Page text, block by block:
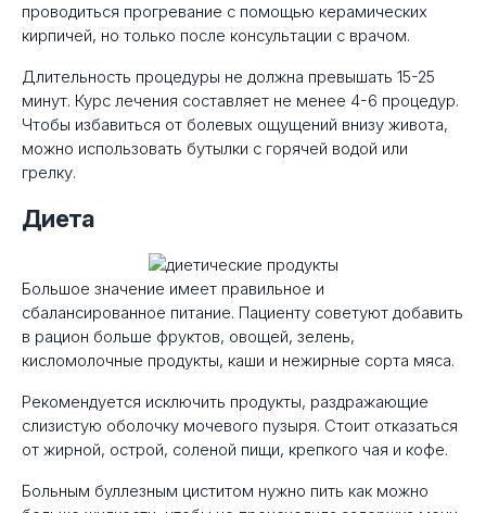
проводиться прогревание с помощью керамических
кирпичей, но только после консультации с врачом.
Длительность процедуры не должна превышать 15-25
минут. Курс лечения составляет не менее 4-6 процедур.
Чтобы избавиться от болевых ощущений внизу живота,
можно использовать бутылки с горячей водой или
грелку.
Диета
Большое значение имеет правильное и
сбалансированное питание. Пациенту советуют добавить
в рацион больше фруктов, овощей, зелень,
кисломолочные продукты, каши и нежирные сорта мяса.
Рекомендуется исключить продукты, раздражающие
слизистую оболочку мочевого пузыря. Стоит отказаться
от жирной, острой, соленой пищи, крепкого чая и кофе.
Больным буллезным циститом нужно пить как можно